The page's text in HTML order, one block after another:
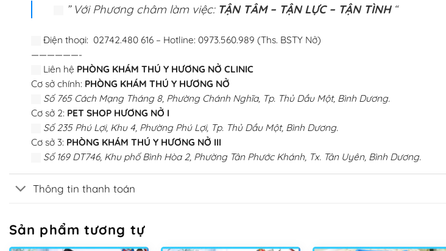
” Với Phương châm làm việc: TẬN TÂM – TẬN LỰC – TẬN TÌNH“
Điện thoại: 02742.480 616 – Hotline: 0973.560.989 (Ths. BSTY Nở)
——————-
Liên hệ PHÒNG KHÁM THÚ Y HƯƠNG NỞ CLINIC
Cơ sở chính: PHÒNG KHÁM THÚ Y HƯƠNG NỞ
Số 765 Cách Mạng Tháng 8, Phường Chánh Nghĩa, Tp. Thủ Dầu Một, Bình Dương.
Cơ sở 2: PET SHOP HƯƠNG NỞ I
Số 235 Phú Lợi, Khu 4, Phường Phú Lợi, Tp. Thủ Dầu Một, Bình Dương.
Cơ sở 3: PHÒNG KHÁM THÚ Y HƯƠNG NỞ III
Số 169 DT746, Khu phố Bình Hòa 2, Phường Tân Phước Khánh, Tx. Tân Uyên, Bình Dương.
Thông tin thanh toán
Sản phẩm tương tự